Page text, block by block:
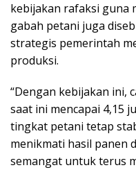
kebijakan rafaksi guna
gabah petani juga
strategis pemerintah
produksi.
“Dengan kebijakan ini,
saat ini mencapai 4,15
tingkat petani tetap
menikmati hasil panen
semangat untuk terus